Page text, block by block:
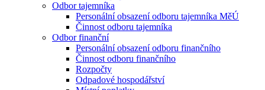
Odbor tajemníka
Personální obsazení odboru tajemníka MěÚ
Činnost odboru tajemníka
Odbor finanční
Personální obsazení odboru finančního
Činnost odboru finančního
Rozpočty
Odpadové hospodářství